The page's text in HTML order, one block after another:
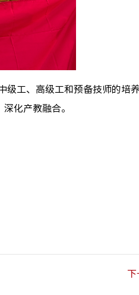
工、高级工和预备技师的培
化产教融合。
下